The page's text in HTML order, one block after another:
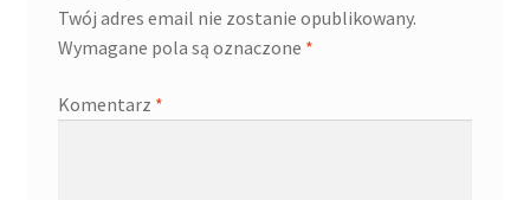
Twój adres email nie zostanie opublikowany.
Wymagane pola są oznaczone *
Komentarz *